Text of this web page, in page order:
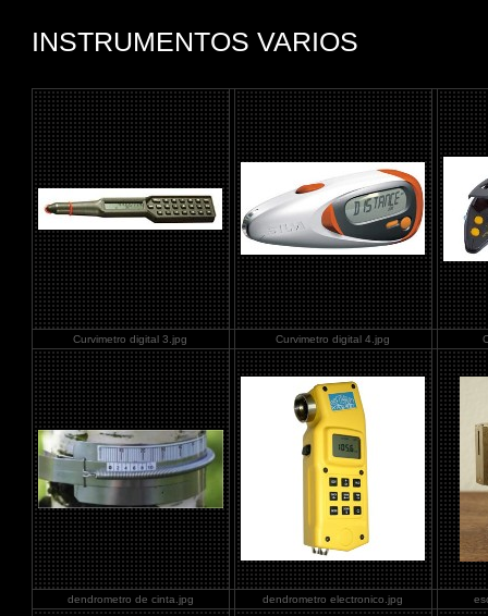
INSTRUMENTOS VARIOS
Curvimetro digital 3.jpg Curvimetro digital 4.jpg
dendrometro de cinta.jpg dendrometro electronico.jpg